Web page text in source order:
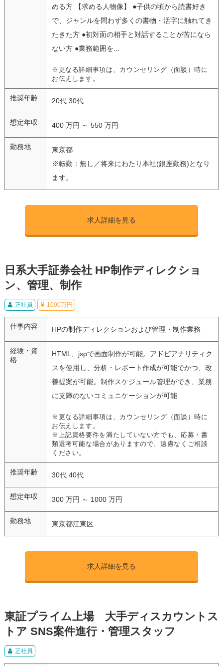
める方 【求める人物像】 ●子供の頃から読書好き
で、ジャンルを問わず多くの書物・活字に触れてき
たきた方 ●初対面の相手と対話することが苦になら
ない方 ●業務範囲を...
※更なる詳細事項は、カウンセリング（面談）時に
お伝えします。
推奨年齢 20代 30代
想定年収 400 万円 ～ 550 万円
勤務地
東京都
※転勤：無し／将来にわたり本社(銀座勤務)となり
ます。
求人詳細を見る
日系大手証券会社 HP制作ディレクショ
ン、管理、制作
正社員 1000万円
仕事内容 HPの制作ディレクションおよび管理・制作業務
経験・資
格
HTML、jspで画面制作が可能。アドビアナリティク
スを使用し、分析・レポート作成が可能でかつ、改
善提案が可能。制作スケジュール管理ができ、業務
に支障のないコミュニケーションが可能
※更なる詳細事項は、カウンセリング（面談）時に
お伝えします。
※上記資格要件を満たしていない方でも、応募・書
類選考可能な場合がありますので、遠慮なくご相談
ください。
推奨年齢 30代 40代
想定年収 300 万円 ～ 1000 万円
勤務地 東京都江東区
求人詳細を見る
東証プライム上場 大手ディスカウントス
トア SNS案件進行・管理スタッフ
正社員